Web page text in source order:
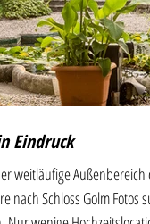
Eindruck
weitläufige
nach Schloss Golm